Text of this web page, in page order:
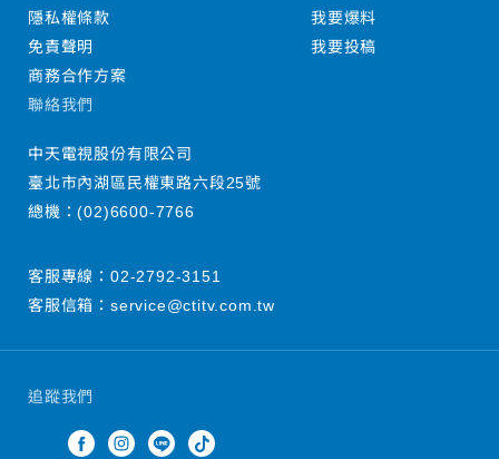
追蹤我們
隱私權條款
免責聲明
商務合作方案
我要爆料
我要投稿
聯絡我們
中天電視股份有限公司
臺北市內湖區民權東路六段25號
總機：(02)6600-7766
客服專線： 02-2792-3151
客服信箱： service@ctitv.com.tw